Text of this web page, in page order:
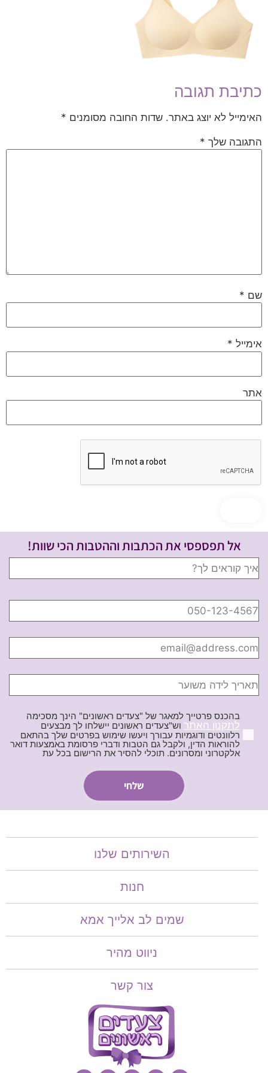
כתיבת תגובה
האימייל לא יוצג באתר. שדות החובה מסומנים *
התגובה שלך *
שם *
אימייל *
אתר
אל תפספסי את הכתבות וההטבות הכי שוות!
בהכנס פרטייך למאגר של "צעדים ראשונים" הינך מסכימה
לתקנון האתר וש"צעדים ראשונים יישלחו לך מבצעים
רלוונטים ודוגמיות עבורך ויעשו שימוש בפרטים שלך בהתאם
להוראות הדין, ולקבל גם הטבות ודברי פרסומת באמצעות דואר
אלקטרוני ומסרונים. תוכלי להסיר את הרישום בכל עת
השירותים שלנו
חנות
שמים לב אלייך אמא​​
ניווט מהיר
צור קשר